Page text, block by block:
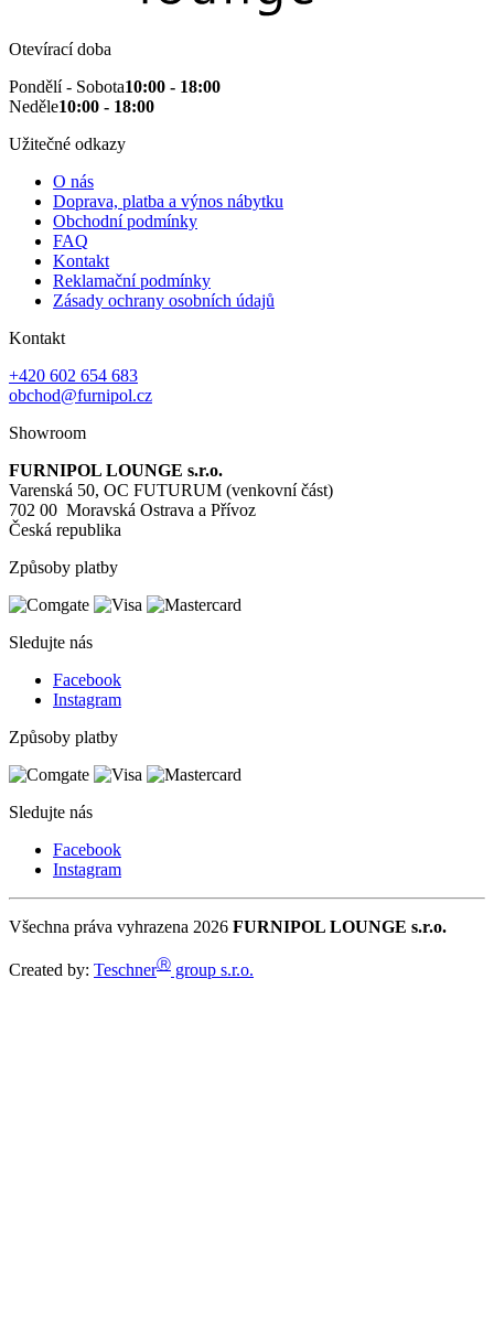
Otevírací doba
Pondělí - Sobota10:00 - 18:00
Neděle10:00 - 18:00
Užitečné odkazy
O nás
Doprava, platba a výnos nábytku
Obchodní podmínky
FAQ
Kontakt
Reklamační podmínky
Zásady ochrany osobních údajů
Kontakt
+420 602 654 683
obchod@furnipol.cz
Showroom
FURNIPOL LOUNGE s.r.o.
Varenská 50, OC FUTURUM (venkovní část)
702 00 Moravská Ostrava a Přívoz
Česká republika
Způsoby platby
Sledujte nás
Facebook
Instagram
Způsoby platby
Sledujte nás
Facebook
Instagram
Všechna práva vyhrazena 2026 FURNIPOL LOUNGE s.r.o.
Created by: TeschnerⓇ group s.r.o.